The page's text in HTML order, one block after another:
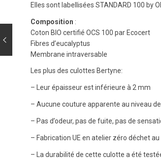
Elles sont labellisées STANDARD 100 by
Composition :
Coton BIO certifié OCS 100 par Ecocert
Fibres d’eucalyptus
Membrane intraversable
Les plus des culottes Bertyne:
– Leur épaisseur est inférieure à 2 mm
– Aucune couture apparente au niveau
– Pas d’odeur, pas de fuite, pas de
– Fabrication UE en atelier zéro déchet au
– La durabilité de cette culotte a été